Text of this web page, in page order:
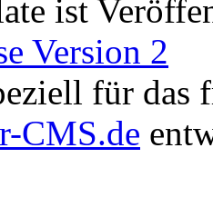
ist
Version 2
für das
CMS.de